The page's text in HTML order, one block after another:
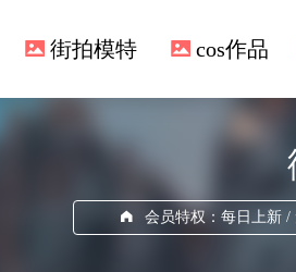
街拍模特 cos作品
会员特权：每日上新 /